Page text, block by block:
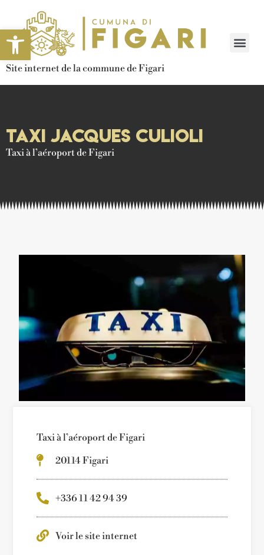
Site internet de la commune de Figari
Taxi Jacques Culioli
Taxi à l’aéroport de Figari
Taxi à l’aéroport de Figari
20114 Figari
+336 11 42 94 39
Voir le site internet
Ouvrir la barre d’outils